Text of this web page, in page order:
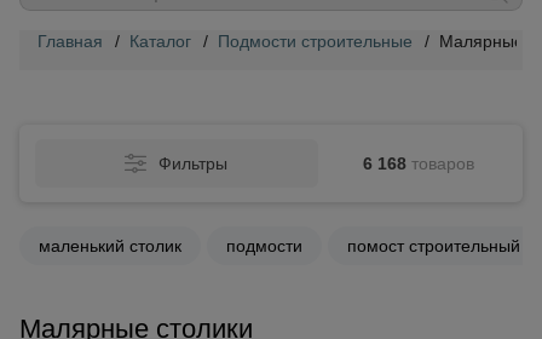
Главная / Каталог / Подмости строительные / Малярные
Фильтры 6 168 товаров
маленький столик подмости помост строительный
Малярные столики